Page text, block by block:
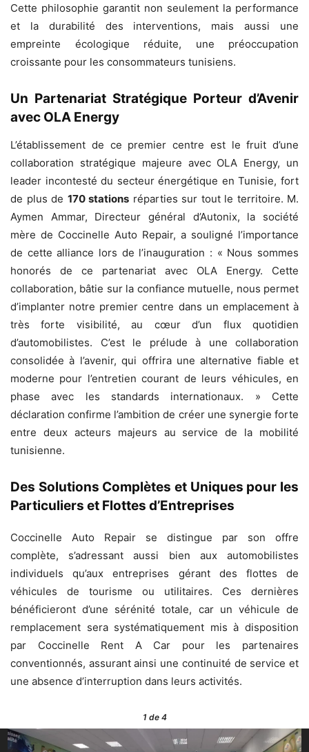
Cette philosophie garantit non seulement la performance
et la durabilité des interventions, mais aussi une
empreinte écologique réduite, une préoccupation
croissante pour les consommateurs tunisiens.
Un Partenariat Stratégique Porteur d’Avenir
avec OLA Energy
L’établissement de ce premier centre est le fruit d’une
collaboration stratégique majeure avec OLA Energy, un
leader incontesté du secteur énergétique en Tunisie, fort
de plus de 170 stations réparties sur tout le territoire. M.
Aymen Ammar, Directeur général d’Autonix, la société
mère de Coccinelle Auto Repair, a souligné l’importance
de cette alliance lors de l’inauguration : « Nous sommes
honorés de ce partenariat avec OLA Energy. Cette
collaboration, bâtie sur la confiance mutuelle, nous permet
d’implanter notre premier centre dans un emplacement à
très forte visibilité, au cœur d’un flux quotidien
d’automobilistes. C’est le prélude à une collaboration
consolidée à l’avenir, qui offrira une alternative fiable et
moderne pour l’entretien courant de leurs véhicules, en
phase avec les standards internationaux. » Cette
déclaration confirme l’ambition de créer une synergie forte
entre deux acteurs majeurs au service de la mobilité
tunisienne.
Des Solutions Complètes et Uniques pour les
Particuliers et Flottes d’Entreprises
Coccinelle Auto Repair se distingue par son offre
complète, s’adressant aussi bien aux automobilistes
individuels qu’aux entreprises gérant des flottes de
véhicules de tourisme ou utilitaires. Ces dernières
bénéficieront d’une sérénité totale, car un véhicule de
remplacement sera systématiquement mis à disposition
par Coccinelle Rent A Car pour les partenaires
conventionnés, assurant ainsi une continuité de service et
une absence d’interruption dans leurs activités.
1de 4